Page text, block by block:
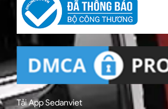
Tải App Sedanviet